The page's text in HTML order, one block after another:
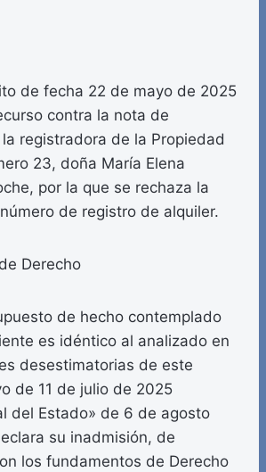
de fecha 22 de mayo de 2025
contra la nota de
registradora de la Propiedad
23, doña María Elena
por la que se rechaza la
de registro de alquiler.
Derecho
de hecho contemplado
es idéntico al analizado en
desestimatorias de este
de 11 de julio de 2025
del Estado» de 6 de agosto
su inadmisión, de
los fundamentos de Derecho